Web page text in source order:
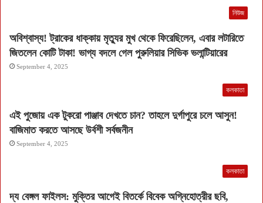
নিউজ
অবিশ্বাস্য! ট্রাকের ধাক্কায় মৃত্যুর মুখ থেকে ফিরেছিলেন, এবার লটারিতে
জিতলেন কোটি টাকা! ভাগ্য বদলে গেল পুরুলিয়ার সিভিক ভলান্টিয়ারের
September 4, 2025
কলকাতা
এই পুজোয় এক টুকরো পাঞ্জাব দেখতে চান? তাহলে দুর্গাপুরে চলে আসুন!
বাজিমাত করতে আসছে উর্বশী সর্বজনীন
September 4, 2025
কলকাতা
দ্য বেঙ্গল ফাইলস: মুক্তির আগেই বিতর্কে বিবেক অগ্নিহোত্রীর ছবি,